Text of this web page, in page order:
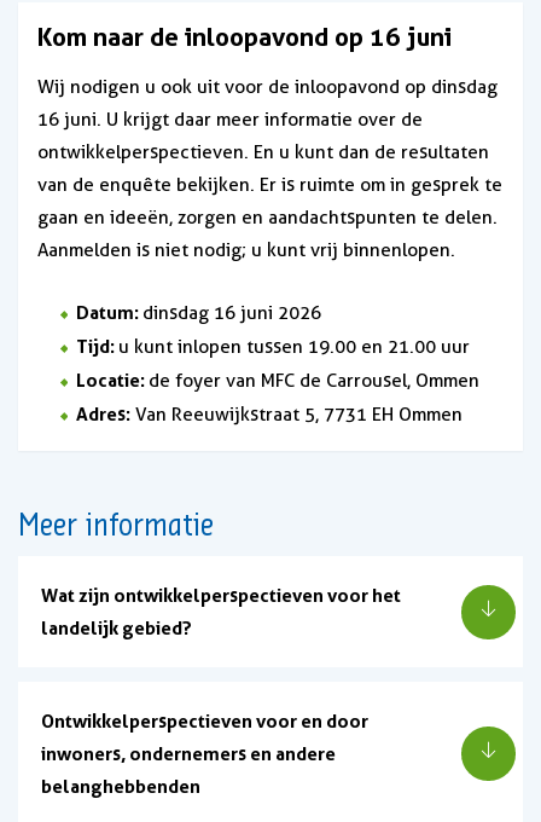
Kom naar de inloopavond op 16 juni
Wij nodigen u ook uit voor de inloopavond op dinsdag
16 juni. U krijgt daar meer informatie over de
ontwikkelperspectieven. En u kunt dan de resultaten
van de enquête bekijken. Er is ruimte om in gesprek te
gaan en ideeën, zorgen en aandachtspunten te delen.
Aanmelden is niet nodig; u kunt vrij binnenlopen.
Datum: dinsdag 16 juni 2026
Tijd: u kunt inlopen tussen 19.00 en 21.00 uur
Locatie: de foyer van MFC de Carrousel, Ommen
Adres: Van Reeuwijkstraat 5, 7731 EH Ommen
Meer informatie
Wat zijn ontwikkelperspectieven voor het
landelijk gebied?
Ontwikkelperspectieven voor en door
inwoners, ondernemers en andere
belanghebbenden